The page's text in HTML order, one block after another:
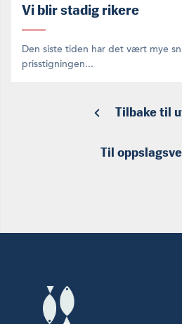
Vi blir stadig rikere
Den siste tiden har det vært mye
prisstigningen...
Tilbake til
Til